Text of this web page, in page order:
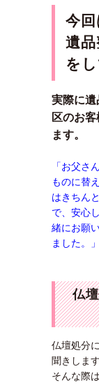
今回
遺
を
実際に遺
区のお
ます。
「お父さ
ものに替
はきちん
で、安心
緒にお願
ました。」
仏
仏壇処分
聞きします
そんな際